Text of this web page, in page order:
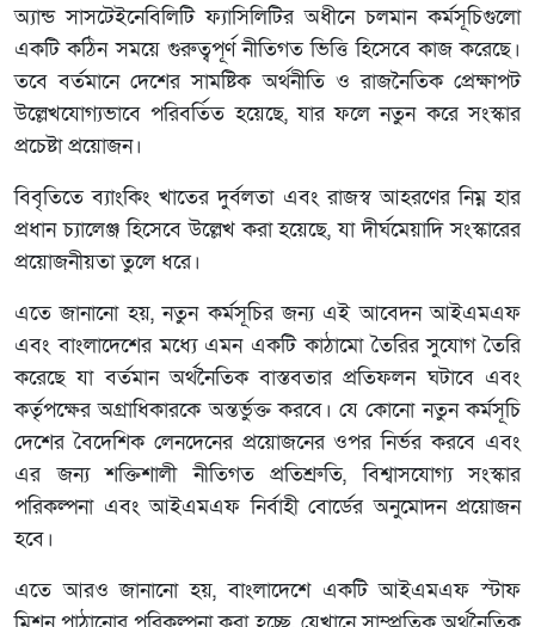
অ্যান্ড সাসটেইনেবিলিটি ফ্যাসিলিটির অধীনে চলমান কর্মসূচিগুলো
একটি কঠিন সময়ে গুরুত্বপূর্ণ নীতিগত ভিত্তি হিসেবে কাজ করেছে।
তবে বর্তমানে দেশের সামষ্টিক অর্থনীতি ও রাজনৈতিক প্রেক্ষাপট
উল্লেখযোগ্যভাবে পরিবর্তিত হয়েছে, যার ফলে নতুন করে সংস্কার
প্রচেষ্টা প্রয়োজন।
বিবৃতিতে ব্যাংকিং খাতের দুর্বলতা এবং রাজস্ব আহরণের নিম্ন হার
প্রধান চ্যালেঞ্জ হিসেবে উল্লেখ করা হয়েছে, যা দীর্ঘমেয়াদি সংস্কারের
প্রয়োজনীয়তা তুলে ধরে।
এতে জানানো হয়, নতুন কর্মসূচির জন্য এই আবেদন আইএমএফ
এবং বাংলাদেশের মধ্যে এমন একটি কাঠামো তৈরির সুযোগ তৈরি
করেছে যা বর্তমান অর্থনৈতিক বাস্তবতার প্রতিফলন ঘটাবে এবং
কর্তৃপক্ষের অগ্রাধিকারকে অন্তর্ভুক্ত করবে। যে কোনো নতুন কর্মসূচি
দেশের বৈদেশিক লেনদেনের প্রয়োজনের ওপর নির্ভর করবে এবং
এর জন্য শক্তিশালী নীতিগত প্রতিশ্রুতি, বিশ্বাসযোগ্য সংস্কার
পরিকল্পনা এবং আইএমএফ নির্বাহী বোর্ডের অনুমোদন প্রয়োজন
হবে।
এতে আরও জানানো হয়, বাংলাদেশে একটি আইএমএফ স্টাফ